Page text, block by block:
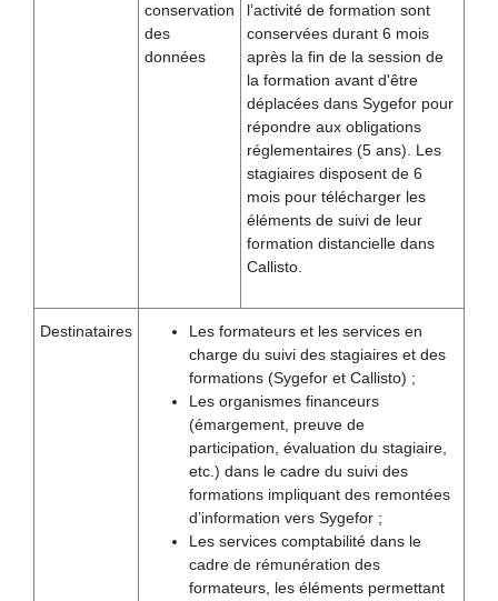
conservation
des
données
l’activité de formation sont
conservées durant 6 mois
après la fin de la session de
la formation avant d'être
déplacées dans Sygefor pour
répondre aux obligations
réglementaires (5 ans). Les
stagiaires disposent de 6
mois pour télécharger les
éléments de suivi de leur
formation distancielle dans
Callisto.
Destinataires
Les formateurs et les services en
charge du suivi des stagiaires et des
formations (Sygefor et Callisto) ;
Les organismes financeurs
(émargement, preuve de
participation, évaluation du stagiaire,
etc.) dans le cadre du suivi des
formations impliquant des remontées
d’information vers Sygefor ;
Les services comptabilité dans le
cadre de rémunération des
formateurs, les éléments permettant